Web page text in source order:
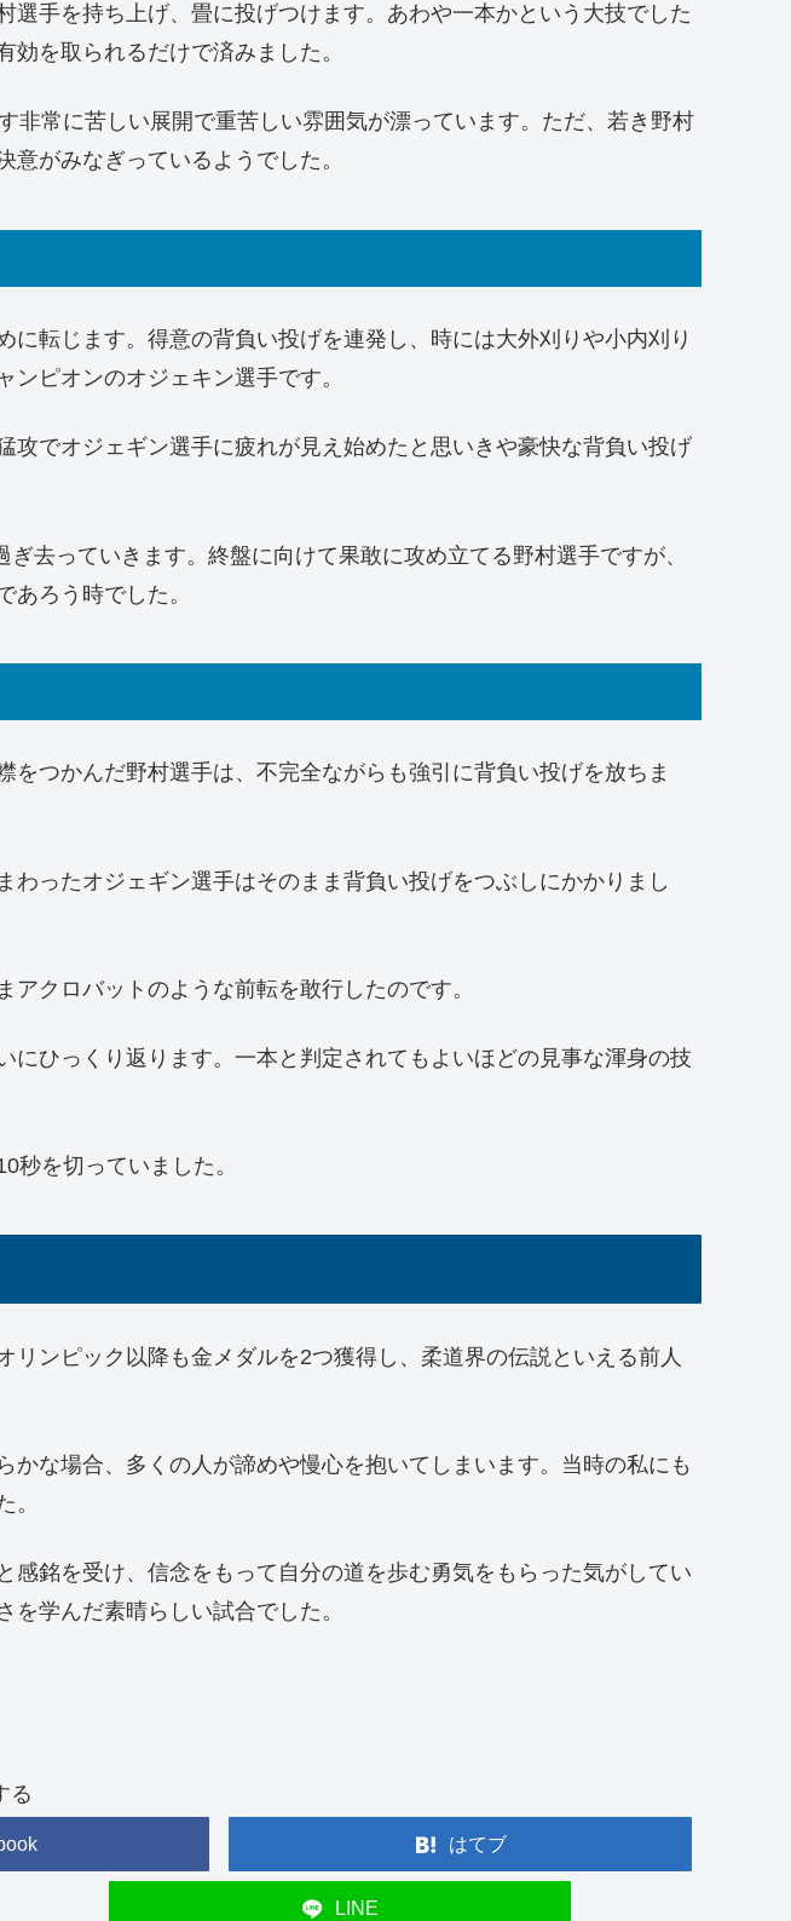
手を持ち上げ、畳に投げつけます。あわや一本かという大技でした
を取られるだけで済みました。
常に苦しい展開で重苦しい雰囲気が漂っています。ただ、若き野村
がみなぎっているようでした。
転じます。得意の背負い投げを連発し、時には大外刈りや小内刈り
ピオンのオジェキン選手です。
でオジェギン選手に疲れが見え始めたと思いきや豪快な背負い投げ
去っていきます。終盤に向けて果敢に攻め立てる野村選手ですが、
ろう時でした。
つかんだ野村選手は、不完全ながらも強引に背負い投げを放ちま
ったオジェギン選手はそのまま背負い投げをつぶしにかかりまし
クロバットのような前転を敢行したのです。
ひっくり返ります。一本と判定されてもよいほどの見事な渾身の技
秒を切っていました。
ンピック以降も金メダルを2つ獲得し、柔道界の伝説といえる前人
な場合、多くの人が諦めや慢心を抱いてしまいます。当時の私にも
。
銘を受け、信念をもって自分の道を歩む勇気をもらった気がしてい
学んだ素晴らしい試合でした。
る
はてブ
LINE